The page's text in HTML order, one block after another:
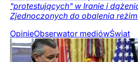
"protestujących" w Iranie i
Zjednoczonych do obalenia
OpinieObserwator mediówŚwiat